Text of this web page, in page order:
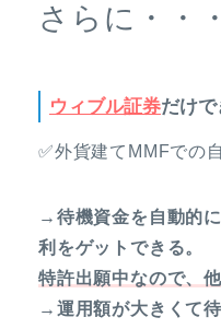
さらに・・・
ウィブル証券だけ
✅外貨建てMMFでの
→待機資金を自動的
利をゲットできる。
特許出願中なので、
→運用額が大きくて